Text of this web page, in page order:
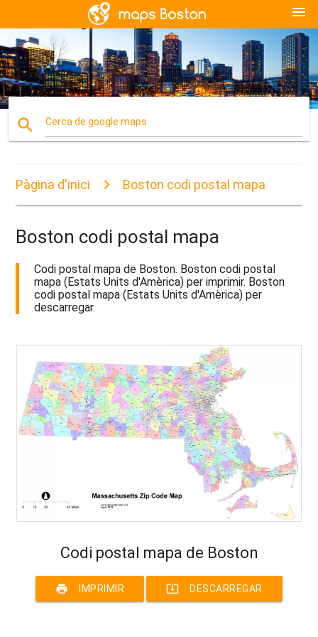
menu
search Cerca de google maps
Pàgina d'inici Boston codi postal mapa
Boston codi postal mapa
Codi postal mapa de Boston. Boston codi postal
mapa (Estats Units d'Amèrica) per imprimir. Boston
codi postal mapa (Estats Units d'Amèrica) per
descarregar.
Codi postal mapa de Boston
print IMPRIMIR system_update_alt DESCARREGAR